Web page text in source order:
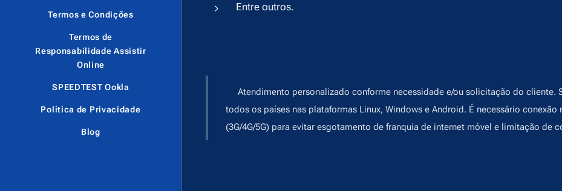
Termos e Condições
Termos de
Responsabilidade Assistir
Online
SPEEDTEST Ookla
Política de Privacidade
Blog
Entre outros.
Atendimento personalizado conforme necessidade e/ou solicitação do cliente.
todos os países nas plataformas Linux, Windows e Android. É necessário
(3G/4G/5G) para evitar esgotamento de franquia de internet móvel e limitação de